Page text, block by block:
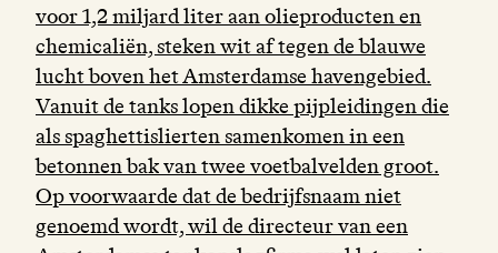
voor 1,2 miljard liter aan olieproducten en
chemicaliën, steken wit af tegen de blauwe
lucht boven het Amsterdamse havengebied.
Vanuit de tanks lopen dikke pijpleidingen die
als spaghettislierten samenkomen in een
betonnen bak van twee voetbalvelden groot.
Op voorwaarde dat de bedrijfsnaam niet
genoemd wordt, wil de directeur van een